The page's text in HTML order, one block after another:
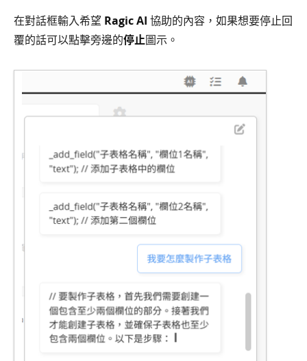
在對話框輸入希望 Ragic AI 協助的內容，如果想要停止回
覆的話可以點擊旁邊的停止圖示。